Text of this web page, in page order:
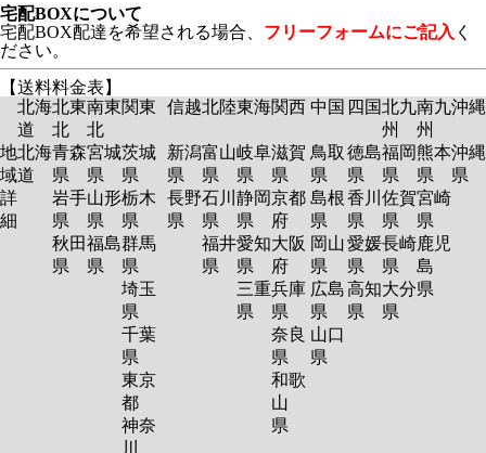
宅配BOXについて
宅配BOX配達を希望される場合、 フリーフォームにご記入 く
ださい。
【送料料金表】
北海
道
北東
北
南東
北
関東 信越北陸東海関西 中国 四国北九
州
南九
州
沖縄
地
域
詳
細
北海
道
青森
県
岩手
県
秋田
県
宮城
県
山形
県
福島
県
茨城
県
栃木
県
群馬
県
埼玉
県
千葉
県
東京
都
神奈
川
新潟
県
長野
県
富山
県
石川
県
福井
県
岐阜
県
静岡
県
愛知
県
三重
県
滋賀
県
京都
府
大阪
府
兵庫
県
奈良
県
和歌
山
県
鳥取
県
島根
県
岡山
県
広島
県
山口
県
徳島
県
香川
県
愛媛
県
高知
県
福岡
県
佐賀
県
長崎
県
大分
県
熊本
県
宮崎
県
鹿児
島
県
沖縄
県